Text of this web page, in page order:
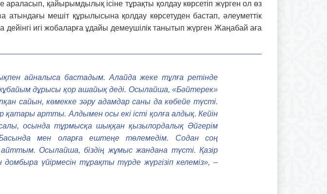
араласып, қайырымдылық ісіне тұрақты қолдау көрсетіп жүрген ол өз
мешіт құры­лысына қолдау көрсетуден бастап, әлеу­меттік
игі жобаларға ұдайы демеушілік танытып жүрген Жаңабай аға
айналыса бас­та­дым. Алайда жеке тұлға ретінде
дұрысы қор ашайық деді. Осылайша, «Бәйтерек»
сайын, көмекке зәру адамдар саны да көбейе түсті.
қатары артты. Алдымен осы екі істі қолға алдық. Кейін
осында тұрмысқа шыққан қызылордалық Әйгерім
мен оларға ештеңе төлемедім. Содан соң
Осыл­айша, біздің жұмыс жандана түсті. Қазір
үйірмесін тұр­ақ­ты түрде жүргізіп келеміз», –